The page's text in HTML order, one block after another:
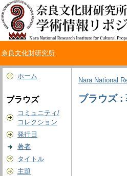
奈良文化財研究所
ホーム
ブラウズ
コミュニティ/
コレクション
発行日
著者
タイトル
主題
Nara National
ブラウズ :